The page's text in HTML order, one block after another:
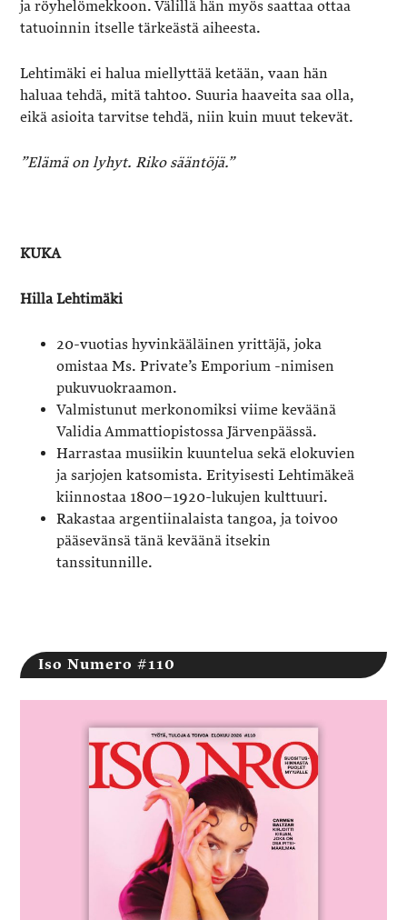
ja röyhelömekkoon. Välillä hän myös saattaa ottaa
tatuoinnin itselle tärkeästä aiheesta.
Lehtimäki ei halua miellyttää ketään, vaan hän
haluaa tehdä, mitä tahtoo. Suuria haaveita saa olla,
eikä asioita tarvitse tehdä, niin kuin muut tekevät.
”Elämä on lyhyt. Riko sääntöjä.”
KUKA
Hilla Lehtimäki
20-vuotias hyvinkääläinen yrittäjä, joka
omistaa Ms. Private’s Emporium -nimisen
pukuvuokraamon.
Valmistunut merkonomiksi viime keväänä
Validia Ammattiopistossa Järvenpäässä.
Harrastaa musiikin kuuntelua sekä elokuvien
ja sarjojen katsomista. Erityisesti Lehtimäkeä
kiinnostaa 1800–1920-lukujen kulttuuri.
Rakastaa argentiinalaista tangoa, ja toivoo
pääsevänsä tänä keväänä itsekin
tanssitunnille.
Iso Numero #110